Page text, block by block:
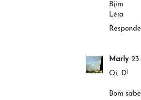
Bjim
Léia
Marly 23
Oi, D!
Bom